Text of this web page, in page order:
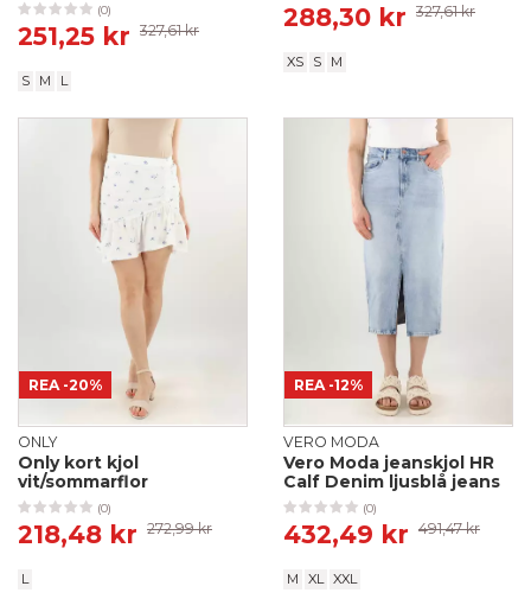
(0)
251,25 kr 327,61 kr
S M L
288,30 kr 327,61 kr
XS S M
REA -20%
ONLY
Only kort kjol
vit/sommarflor
(0)
218,48 kr 272,99 kr
L
REA -12%
VERO MODA
Vero Moda jeanskjol HR
Calf Denim ljusblå jeans
(0)
432,49 kr 491,47 kr
M XL XXL